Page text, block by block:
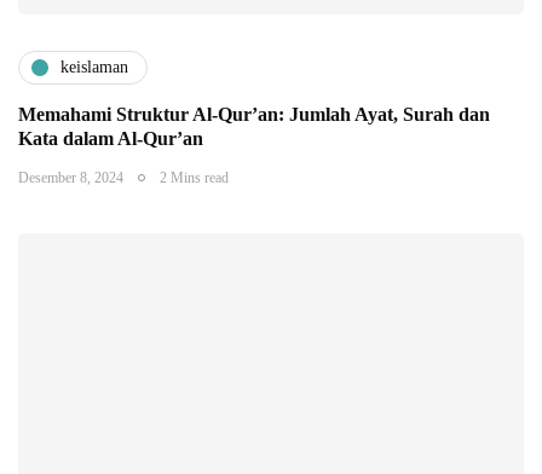
keislaman
Memahami Struktur Al-Qur’an: Jumlah Ayat, Surah dan
Kata dalam Al-Qur’an
Desember 8, 2024 2 Mins read